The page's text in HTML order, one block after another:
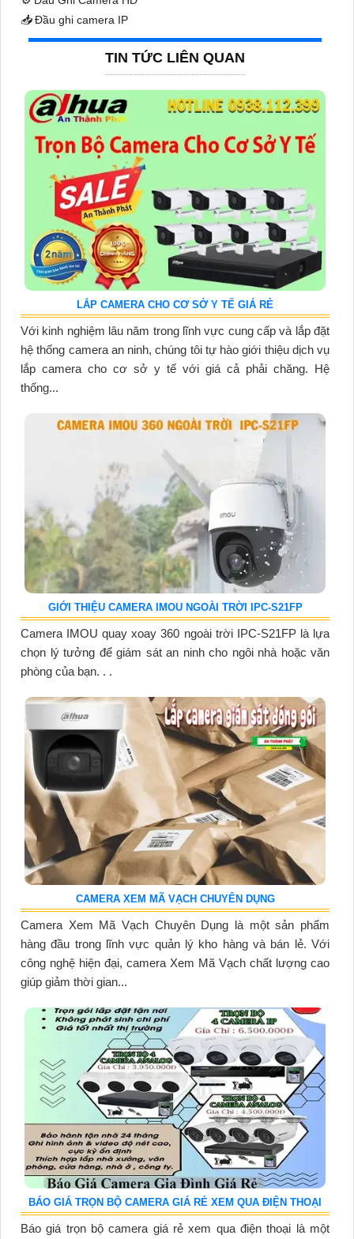
📥Đầu ghi camera IP
TIN TỨC LIÊN QUAN
LẮP CAMERA CHO CƠ SỞ Y TẾ GIÁ RẺ
Với kinh nghiệm lâu năm trong lĩnh vực cung cấp và lắp đặt
hệ thống camera an ninh, chúng tôi tự hào giới thiệu dịch vụ
lắp camera cho cơ sở y tế với giá cả phải chăng. Hệ
thống...
GIỚI THIỆU CAMERA IMOU NGOÀI TRỜI IPC-S21FP
Camera IMOU quay xoay 360 ngoài trời IPC-S21FP là lựa
chọn lý tưởng để giám sát an ninh cho ngôi nhà hoặc văn
phòng của bạn. . .
CAMERA XEM MÃ VẠCH CHUYÊN DỤNG
Camera Xem Mã Vạch Chuyên Dụng là một sản phẩm
hàng đầu trong lĩnh vực quản lý kho hàng và bán lẻ. Với
công nghệ hiện đại, camera Xem Mã Vạch chất lượng cao
giúp giảm thời gian...
BÁO GIÁ TRỌN BỘ CAMERA GIÁ RẺ XEM QUA ĐIỆN THOẠI
Báo giá trọn bộ camera giá rẻ xem qua điện thoại là một